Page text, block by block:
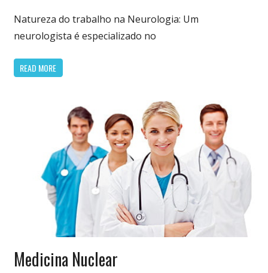
Natureza do trabalho na Neurologia: Um
neurologista é especializado no
READ MORE
Médicas
Medicina Nuclear